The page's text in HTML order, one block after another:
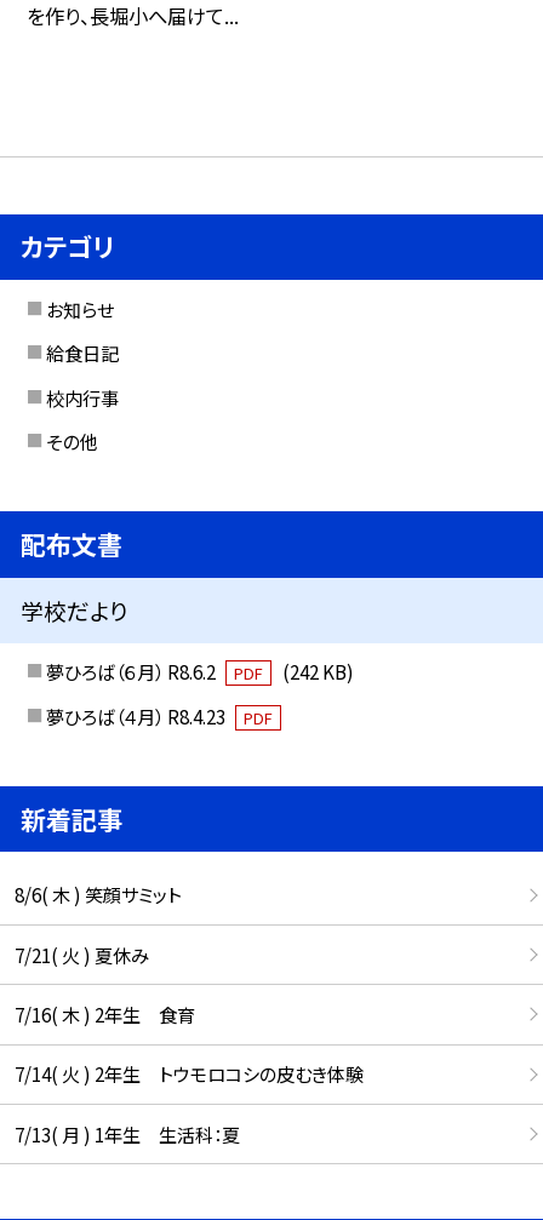
を作り、長堀小へ届けて...
カテゴリ
お知らせ
給食日記
校内行事
その他
配布文書
学校だより
夢ひろば（６月） R8.6.2 PDF
(242 KB)
夢ひろば（４月） R8.4.23
PDF
新着記事
8/6( 木 ) 笑顔サミット
7/21( 火 ) 夏休み
7/16( 木 ) 2年生 食育
7/14( 火 ) 2年生 トウモロコシの皮むき体験
7/13( 月 ) 1年生 生活科：夏